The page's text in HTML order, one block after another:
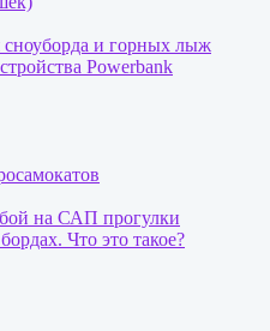
и горных лыж
Powerbank
на САП прогулки
Что это такое?